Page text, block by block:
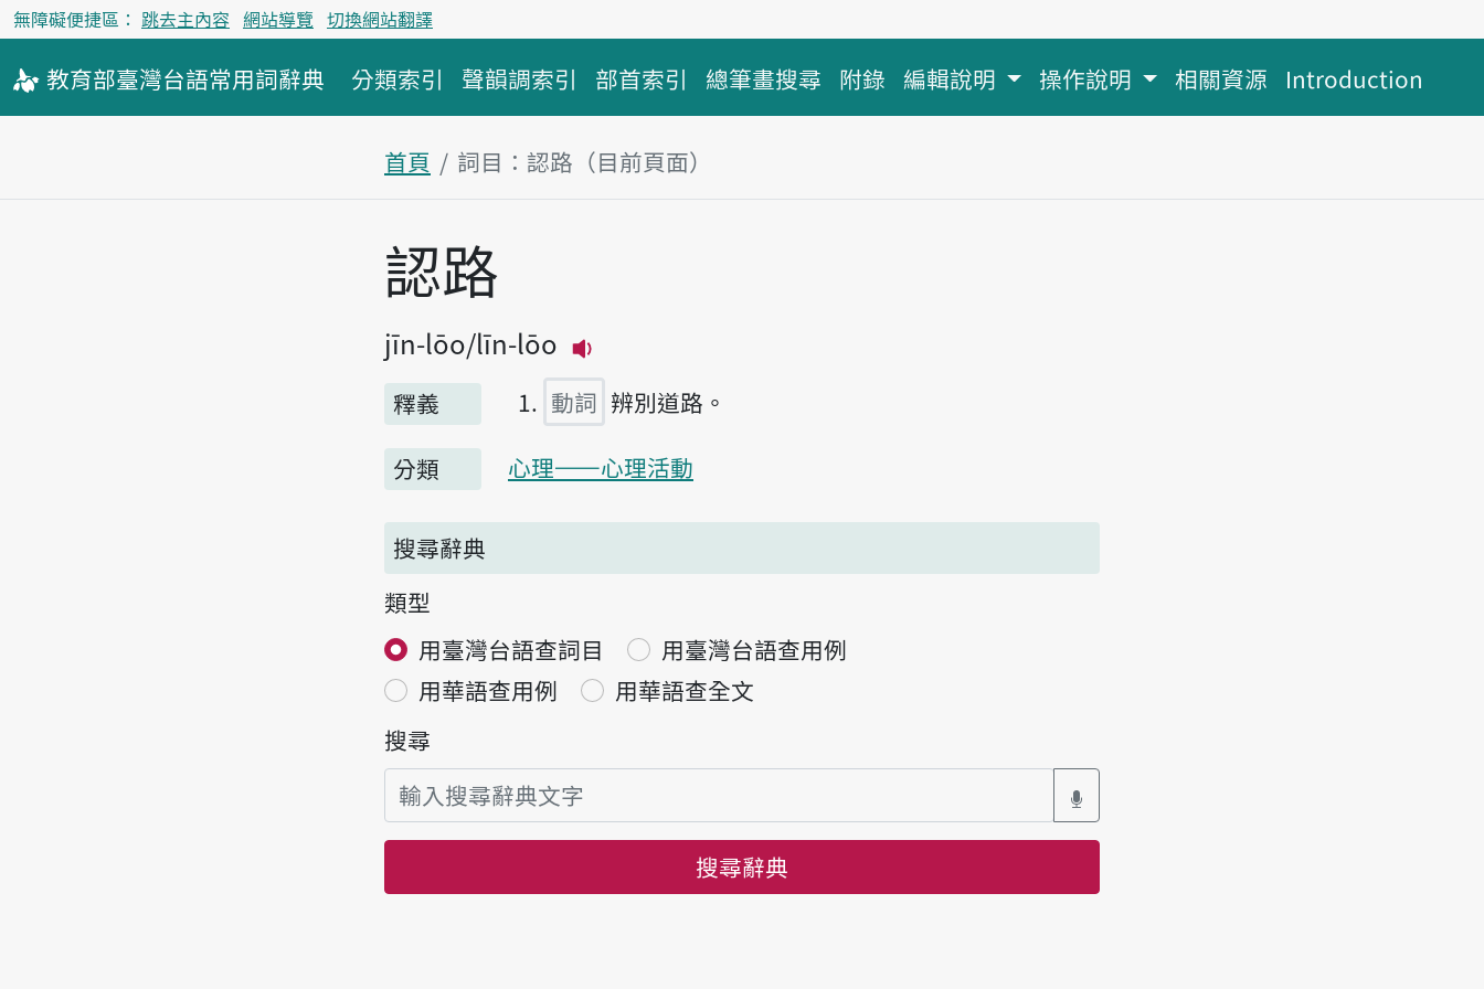
無障礙便捷區： 跳去主內容 網站導覽 切換網站翻譯
教育部臺灣台語常用詞辭典 分類索引 聲韻調索引 部首索引 總筆畫搜尋 附錄 編輯說明 操作說明 相關資源 Introduction
首頁 詞目：認路（目前頁面）
主內容區塊
認路
jīn-lōo līn-lōo
釋義
動詞 辨別道路。
分類 心理——心理活動
搜尋辭典
類型
用臺灣台語查詞目
用臺灣台語查用例
用華語查用例
用華語查全文
搜尋
搜尋辭典